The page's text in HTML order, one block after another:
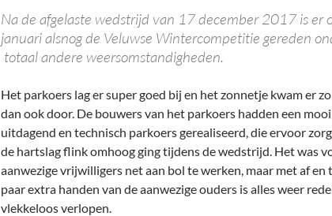
Na de afgelaste wedstrijd van 17 december 2017 is er
januari alsnog de Veluwse Wintercompetitie gereden
totaal andere weersomstandigheden.
Het parkoers lag er super goed bij en het zonnetje kwam er
dan ook door. De bouwers van het parkoers hadden een mooi
uitdagend en technisch parkoers gerealiseerd, die ervoor
de hartslag flink omhoog ging tijdens de wedstrijd. Het was
aanwezige vrijwilligers net aan bol te werken, maar met af en
paar extra handen van de aanwezige ouders is alles weer
vlekkeloos verlopen.